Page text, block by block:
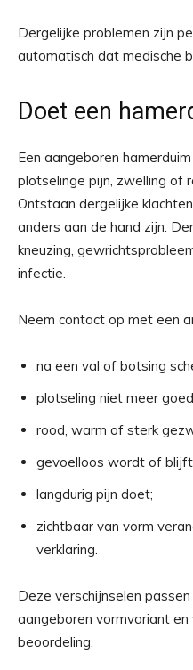
Dergelijke problemen zijn
automatisch dat medische
Doet een
Een aangeboren
plotselinge pijn, zwelling of
Ontstaan dergelijke
anders aan de hand zijn.
kneuzing,
infectie.
Neem contact op met een
na een val of botsing
plotseling niet meer
rood, warm of sterk
gevoelloos wordt of
langdurig pijn doet;
zichtbaar van vorm
verklaring.
Deze verschijnselen
aangeboren vormvariant
beoordeling.